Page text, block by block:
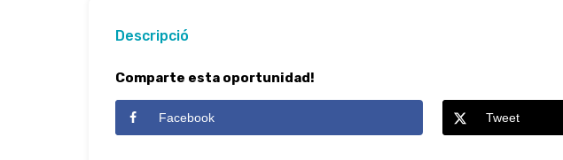
Descripció
Comparte esta oportunidad!
Facebook Tweet